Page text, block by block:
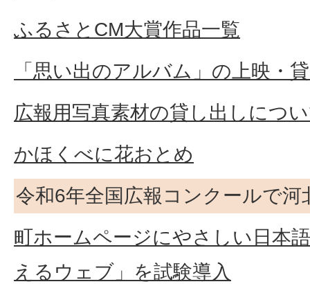
ふるさとCM大賞作品一覧
「思い出のアルバム」の上映・
広報用写真素材の貸し出しにつ
かほくべに花おとめ
令和6年全国広報コンクールで
町ホームページにやさしい日本
えるウェブ」を試験導入